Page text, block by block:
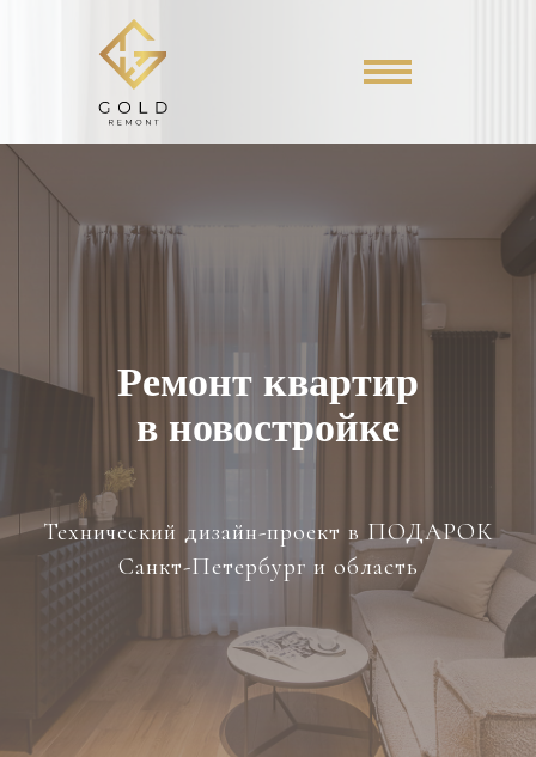
Ремонт квартир
в новостройке
Технический дизайн-проект в ПОДАРОК
Санкт-Петербург и область